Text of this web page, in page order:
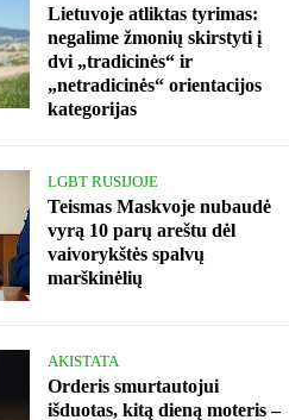
Lietuvoje atliktas tyrimas:
negalime žmonių skirstyti į
dvi „tradicinės“ ir
„netradicinės“ orientacijos
kategorijas
LGBT RUSIJOJE
Teismas Maskvoje nubaudė
vyrą 10 parų areštu dėl
vaivorykštės spalvų
marškinėlių
AKISTATA
Orderis smurtautojui
išduotas, kitą dieną moteris –